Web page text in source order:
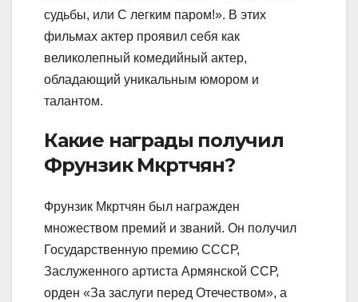
судьбы, или С легким паром!». В этих
фильмах актер проявил себя как
великолепный комедийный актер,
обладающий уникальным юмором и
талантом.
Какие награды получил
Фрунзик Мкртчян?
Фрунзик Мкртчян был награжден
множеством премий и званий. Он получил
Государственную премию СССР,
Заслуженного артиста Армянской ССР,
орден «За заслуги перед Отечеством», а